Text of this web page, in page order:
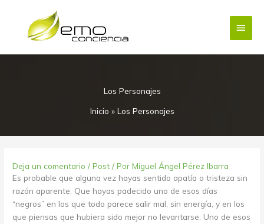
contenido
Menú
Los Personajes
Inicio » Los Personajes
Deja un comentario /Post / PorMiguel Ángel Pérez Ibarra
Es probable que alguna vez hayas sentido apatía o tristeza sin
razón aparente. Que hayas padecido uno de esos días
“negros” en los que todo parece salir mal, sin energía, y en los
que piensas que hubiera sido mejor no levantarse. Uno de esos